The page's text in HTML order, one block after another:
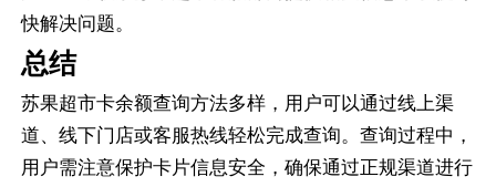
快解决问题。
总结
苏果超市卡余额查询方法多样，用户可以通过线上渠
道、线下门店或客服热线轻松完成查询。查询过程中，
用户需注意保护卡片信息安全，确保通过正规渠道进行